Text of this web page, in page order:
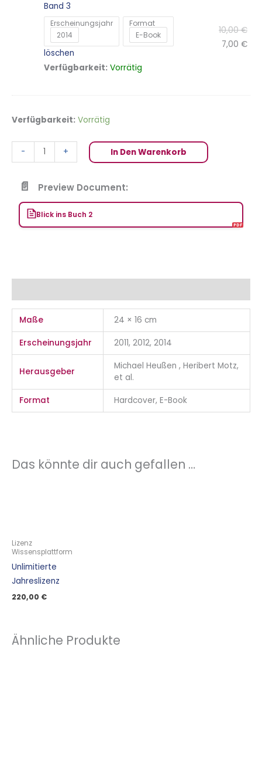
Band 3
Erscheinungsjahr
2014
Format
E-Book
löschen
Verfügbarkeit: Vorrätig
10,00€
7,00 €
Verfügbarkeit: Vorrätig
- + In Den Warenkorb
Preview Document:
Blick ins Buch 2
Maße 24 × 16 cm
Erscheinungsjahr 2011, 2012, 2014
Herausgeber
Michael Heußen , Heribert Motz,
et al.
Format Hardcover, E-Book
Das könnte dir auch gefallen …
Lizenz
Wissensplattform
Unlimitierte
Jahreslizenz
220,00 €
Ähnliche Produkte